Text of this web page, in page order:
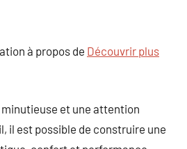
à propos de Découvrir plus
et une attention
il est possible de construire une